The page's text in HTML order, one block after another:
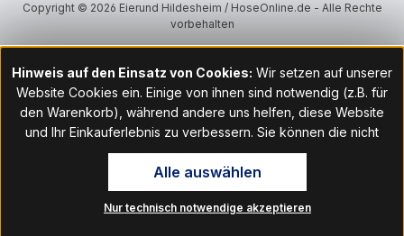
Copyright © 2026 Eierund Hildesheim / HoseOnline.de - Alle Rechte
vorbehalten
Hinweis auf den Einsatz von Cookies: Wir setzen auf unserer
Website Cookies ein. Einige von ihnen sind notwendig (z.B. für
den Warenkorb), während andere uns helfen, diese Website
und Ihr Einkauferlebnis zu verbessern. Sie können die nicht
notwendigen Cookies mit Klick auf „OK“ akzeptieren oder per
Klick auf "Nur technisch notwendige akzeptieren" ablehnen. Den
Zugang zu den Cookie-Einstellungen finden Sie im Fußbereich
unserer Website im Menüpunkt „Informationen“. Dort können Sie
Nur technisch notwendige akzeptieren
Alle auswählen